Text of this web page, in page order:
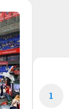
1